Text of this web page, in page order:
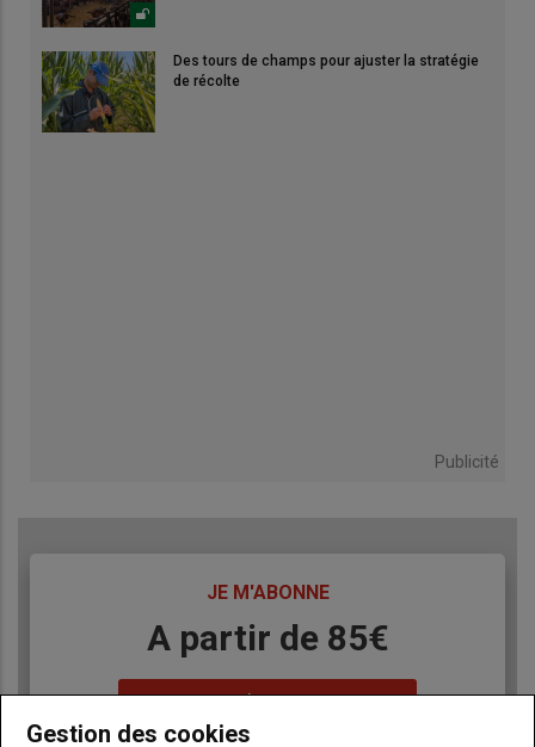
Des tours de champs pour ajuster la stratégie
de récolte
Publicité
JE M'ABONNE
A partir de 85€
Lien JE M'ABONNE
Gestion des cookies